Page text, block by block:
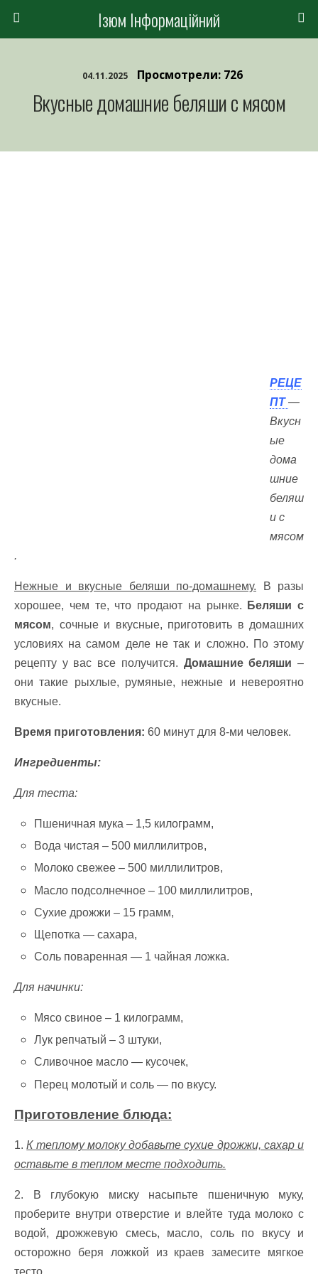
Ізюм Інформаційний
04.11.2025 Просмотрели: 726
Вкусные домашние беляши с мясом
РЕЦЕ
ПТ—
Вкусн
ые
дома
шние
беляш
и с
мясом
.
Нежные и вкусные беляши по-домашнему. В разы
хорошее, чем те, что продают на рынке. Беляши с
мясом, сочные и вкусные, приготовить в домашних
условиях на самом деле не так и сложно. По этому
рецепту у вас все получится. Домашние беляши –
они такие рыхлые, румяные, нежные и невероятно
вкусные.
Время приготовления: 60 минут для 8-ми человек.
Ингредиенты:
Для теста:
Пшеничная мука – 1,5 килограмм,
Вода чистая – 500 миллилитров,
Молоко свежее – 500 миллилитров,
Масло подсолнечное – 100 миллилитров,
Сухие дрожжи – 15 грамм,
Щепотка — сахара,
Соль поваренная — 1 чайная ложка.
Для начинки:
Мясо свиное – 1 килограмм,
Лук репчатый – 3 штуки,
Сливочное масло — кусочек,
Перец молотый и соль — по вкусу.
Приготовление блюда:
1.К теплому молоку добавьте сухие дрожжи, сахар и
оставьте в теплом месте подходить.
2. В глубокую миску насыпьте пшеничную муку,
проберите внутри отверстие и влейте туда молоко с
водой, дрожжевую смесь, масло, соль по вкусу и
осторожно беря ложкой из краев замесите мягкое
тесто.